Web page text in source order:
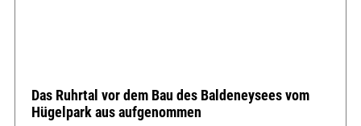
Das Ruhrtal vor dem Bau des Baldeneysees vom
Hügelpark aus aufgenommen